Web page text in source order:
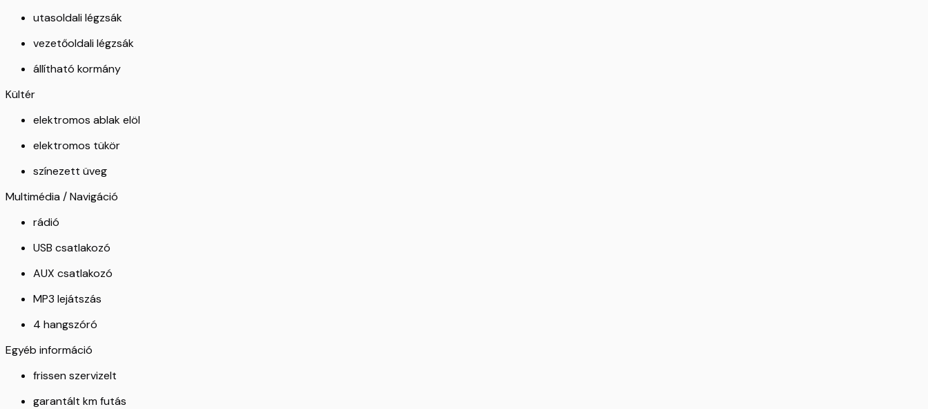
utasoldali légzsák
vezetőoldali légzsák
állítható kormány
Kültér
elektromos ablak elöl
elektromos tükör
színezett üveg
Multimédia / Navigáció
rádió
USB csatlakozó
AUX csatlakozó
MP3 lejátszás
4 hangszóró
Egyéb információ
frissen szervizelt
garantált km futás